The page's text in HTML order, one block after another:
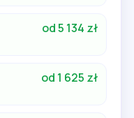
od 5 134 zł
od 1 625 zł